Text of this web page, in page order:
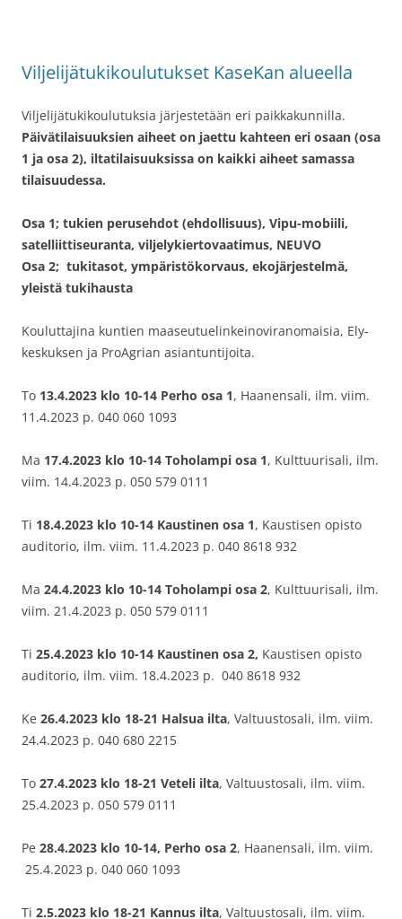
Viljelijätukikoulutukset KaseKan alueella
Viljelijätukikoulutuksia järjestetään eri paikkakunnilla.
Päivätilaisuuksien aiheet on jaettu kahteen eri osaan (osa
1 ja osa 2), iltatilaisuuksissa on kaikki aiheet samassa
tilaisuudessa.
Osa 1; tukien perusehdot (ehdollisuus), Vipu-mobiili,
satelliittiseuranta, viljelykiertovaatimus, NEUVO
Osa 2; tukitasot, ympäristökorvaus, ekojärjestelmä,
yleistä tukihausta
Kouluttajina kuntien maaseutuelinkeinoviranomaisia, Ely-
keskuksen ja ProAgrian asiantuntijoita.
To 13.4.2023 klo 10-14 Perho osa 1, Haanensali, ilm. viim.
11.4.2023 p. 040 060 1093
Ma 17.4.2023 klo 10-14 Toholampi osa 1, Kulttuurisali, ilm.
viim. 14.4.2023 p. 050 579 0111
Ti 18.4.2023 klo 10-14 Kaustinen osa 1, Kaustisen opisto
auditorio, ilm. viim. 11.4.2023 p. 040 8618 932
Ma 24.4.2023 klo 10-14 Toholampi osa 2, Kulttuurisali, ilm.
viim. 21.4.2023 p. 050 579 0111
Ti 25.4.2023 klo 10-14 Kaustinen osa 2, Kaustisen opisto
auditorio, ilm. viim. 18.4.2023 p. 040 8618 932
Ke 26.4.2023 klo 18-21 Halsua ilta, Valtuustosali, ilm. viim.
24.4.2023 p. 040 680 2215
To 27.4.2023 klo 18-21 Veteli ilta, Valtuustosali, ilm. viim.
25.4.2023 p. 050 579 0111
Pe 28.4.2023 klo 10-14, Perho osa 2, Haanensali, ilm. viim.
25.4.2023 p. 040 060 1093
Ti 2.5.2023 klo 18-21 Kannus ilta, Valtuustosali, ilm. viim.